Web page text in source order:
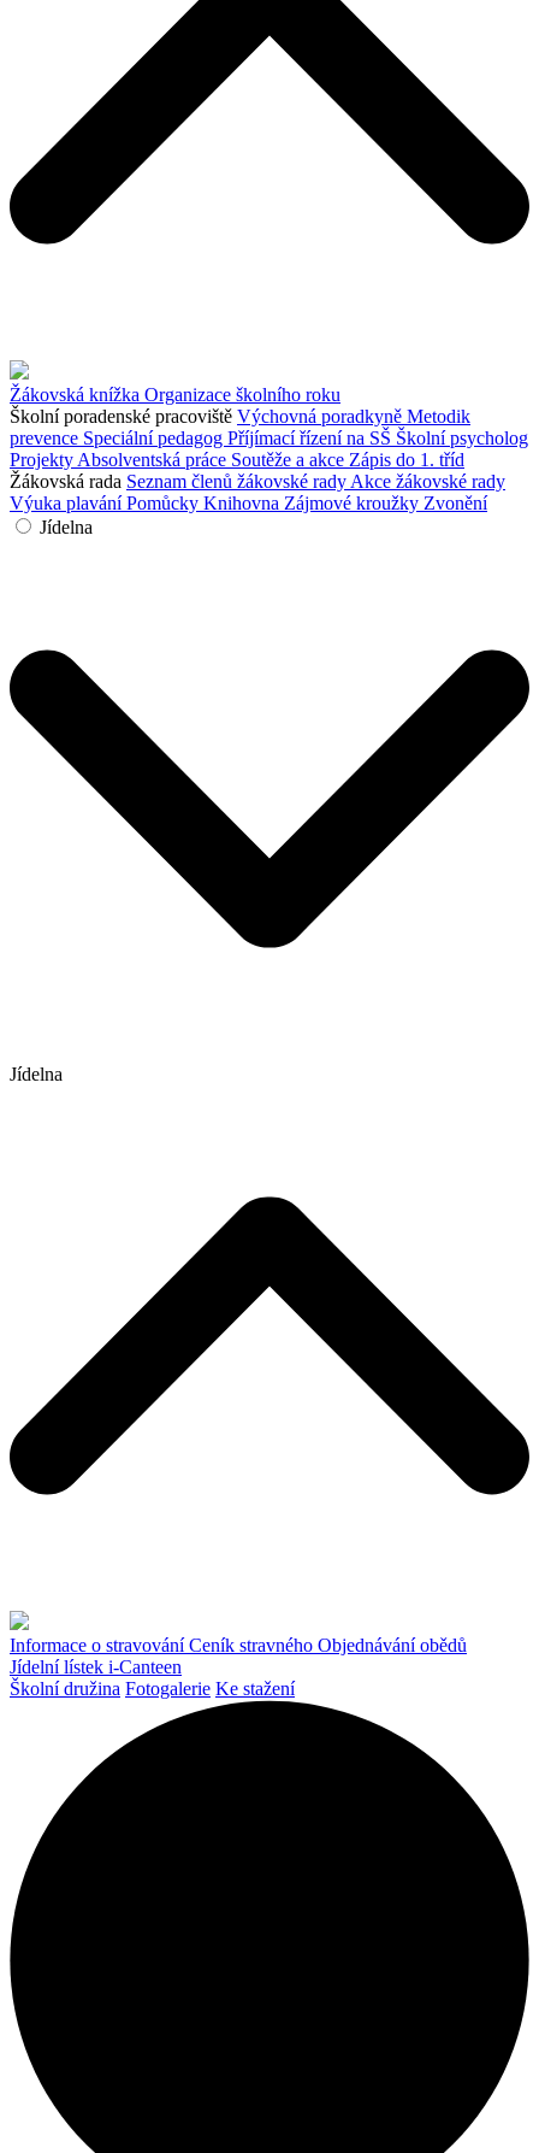
Žákovská knížka Organizace školního roku
Školní poradenské pracoviště Výchovná poradkyně Metodik
prevence Speciální pedagog Příjímací řízení na SŠ Školní psycholog
Projekty Absolventská práce Soutěže a akce Zápis do 1. tříd
Žákovská rada Seznam členů žákovské rady Akce žákovské rady
Výuka plaváníPomůcky Knihovna Zájmové kroužky Zvonění
Jídelna
Jídelna
Informace o stravováníCeník stravného Objednávání obědů
Jídelní lístek i-Canteen
Školní družina Fotogalerie Ke stažení